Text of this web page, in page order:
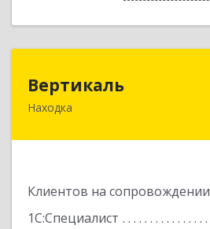
Вертикаль
Находка
Клиентов на сопровождении
1С:Специалист